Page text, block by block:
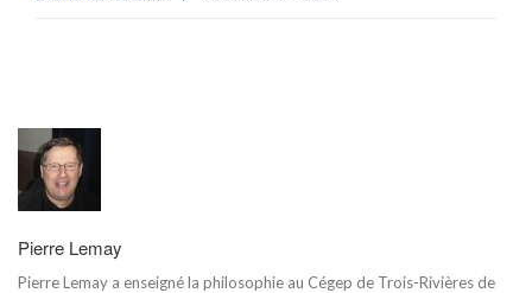
Pierre Lemay
Pierre Lemay a enseigné la philosophie au Cégep de Trois-Rivières de